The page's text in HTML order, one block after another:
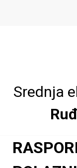
k
o
Srednja